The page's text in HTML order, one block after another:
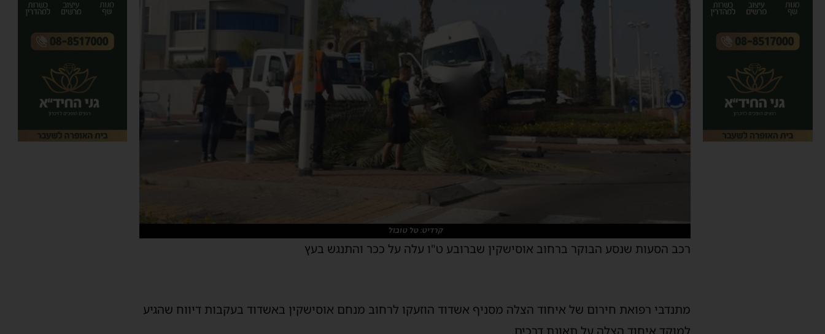
קרדיט: טל טובול
רכב הסעות שנסע הבוקר ברחוב אוסישקין שברובע ט"ו עלה על ככר והתנגש בעץ
מתנדבי רפואת חירום של איחוד הצלה מסניף אשדוד הוזעקו לרחוב מנחם אוסישקין באשדוד בעקבות דיווח שהגיע